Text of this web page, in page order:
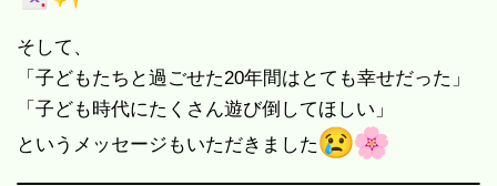
そして、
「子どもたちと過ごせた20年間はとても幸せだった」
「子ども時代にたくさん遊び倒してほしい」
というメッセージもいただきました